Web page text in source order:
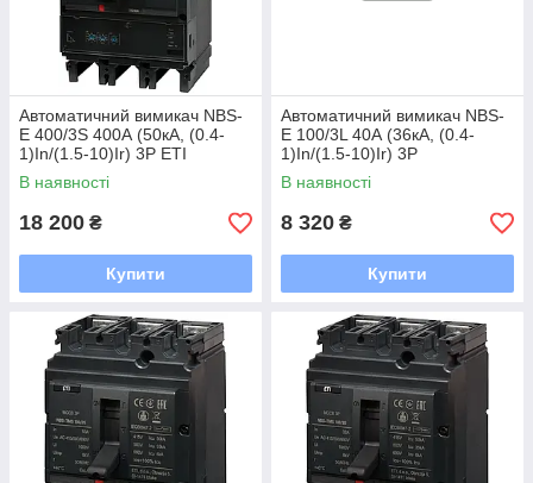
Автоматичний вимикач NBS-
E 400/3S 400А (50кА, (0.4-
1)In/(1.5-10)Ir) 3P ETI
В наявності
18 200 ₴
Купити
Автоматичний вимикач NBS-
E 100/3L 40А (36кА, (0.4-
1)In/(1.5-10)Ir) 3P
В наявності
8 320 ₴
Купити